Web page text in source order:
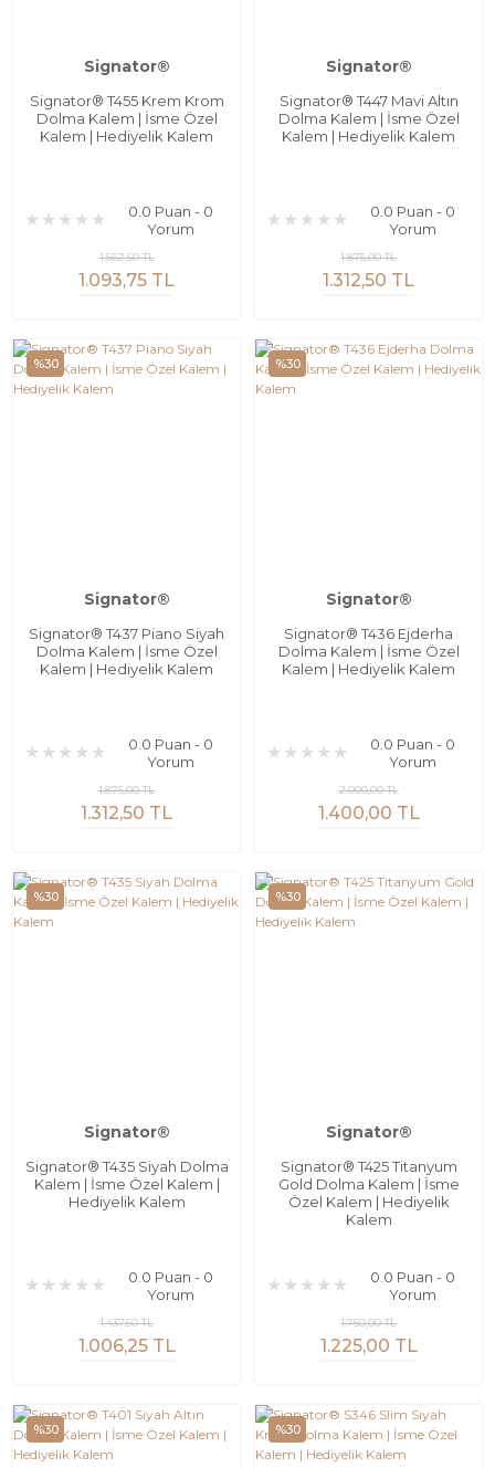
Signator®
Signator® T455 Krem Krom
Dolma Kalem | İsme Özel
Kalem | Hediyelik Kalem
0.0 Puan - 0
Yorum
1.093,75 TL
1.562,50 TL
Signator®
Signator® T447 Mavi Altın
Dolma Kalem | İsme Özel
Kalem | Hediyelik Kalem
0.0 Puan - 0
Yorum
1.312,50 TL
1.875,00 TL
%30
Signator®
Signator® T437 Piano Siyah
Dolma Kalem | İsme Özel
Kalem | Hediyelik Kalem
0.0 Puan - 0
Yorum
1.312,50 TL
1.875,00 TL
%30
Signator®
Signator® T436 Ejderha
Dolma Kalem | İsme Özel
Kalem | Hediyelik Kalem
0.0 Puan - 0
Yorum
1.400,00 TL
2.000,00 TL
%30
Signator®
Signator® T435 Siyah Dolma
Kalem | İsme Özel Kalem |
Hediyelik Kalem
0.0 Puan - 0
Yorum
1.006,25 TL
1.437,50 TL
%30
Signator®
Signator® T425 Titanyum
Gold Dolma Kalem | İsme
Özel Kalem | Hediyelik
Kalem
0.0 Puan - 0
Yorum
1.225,00 TL
1.750,00 TL
%30 %30